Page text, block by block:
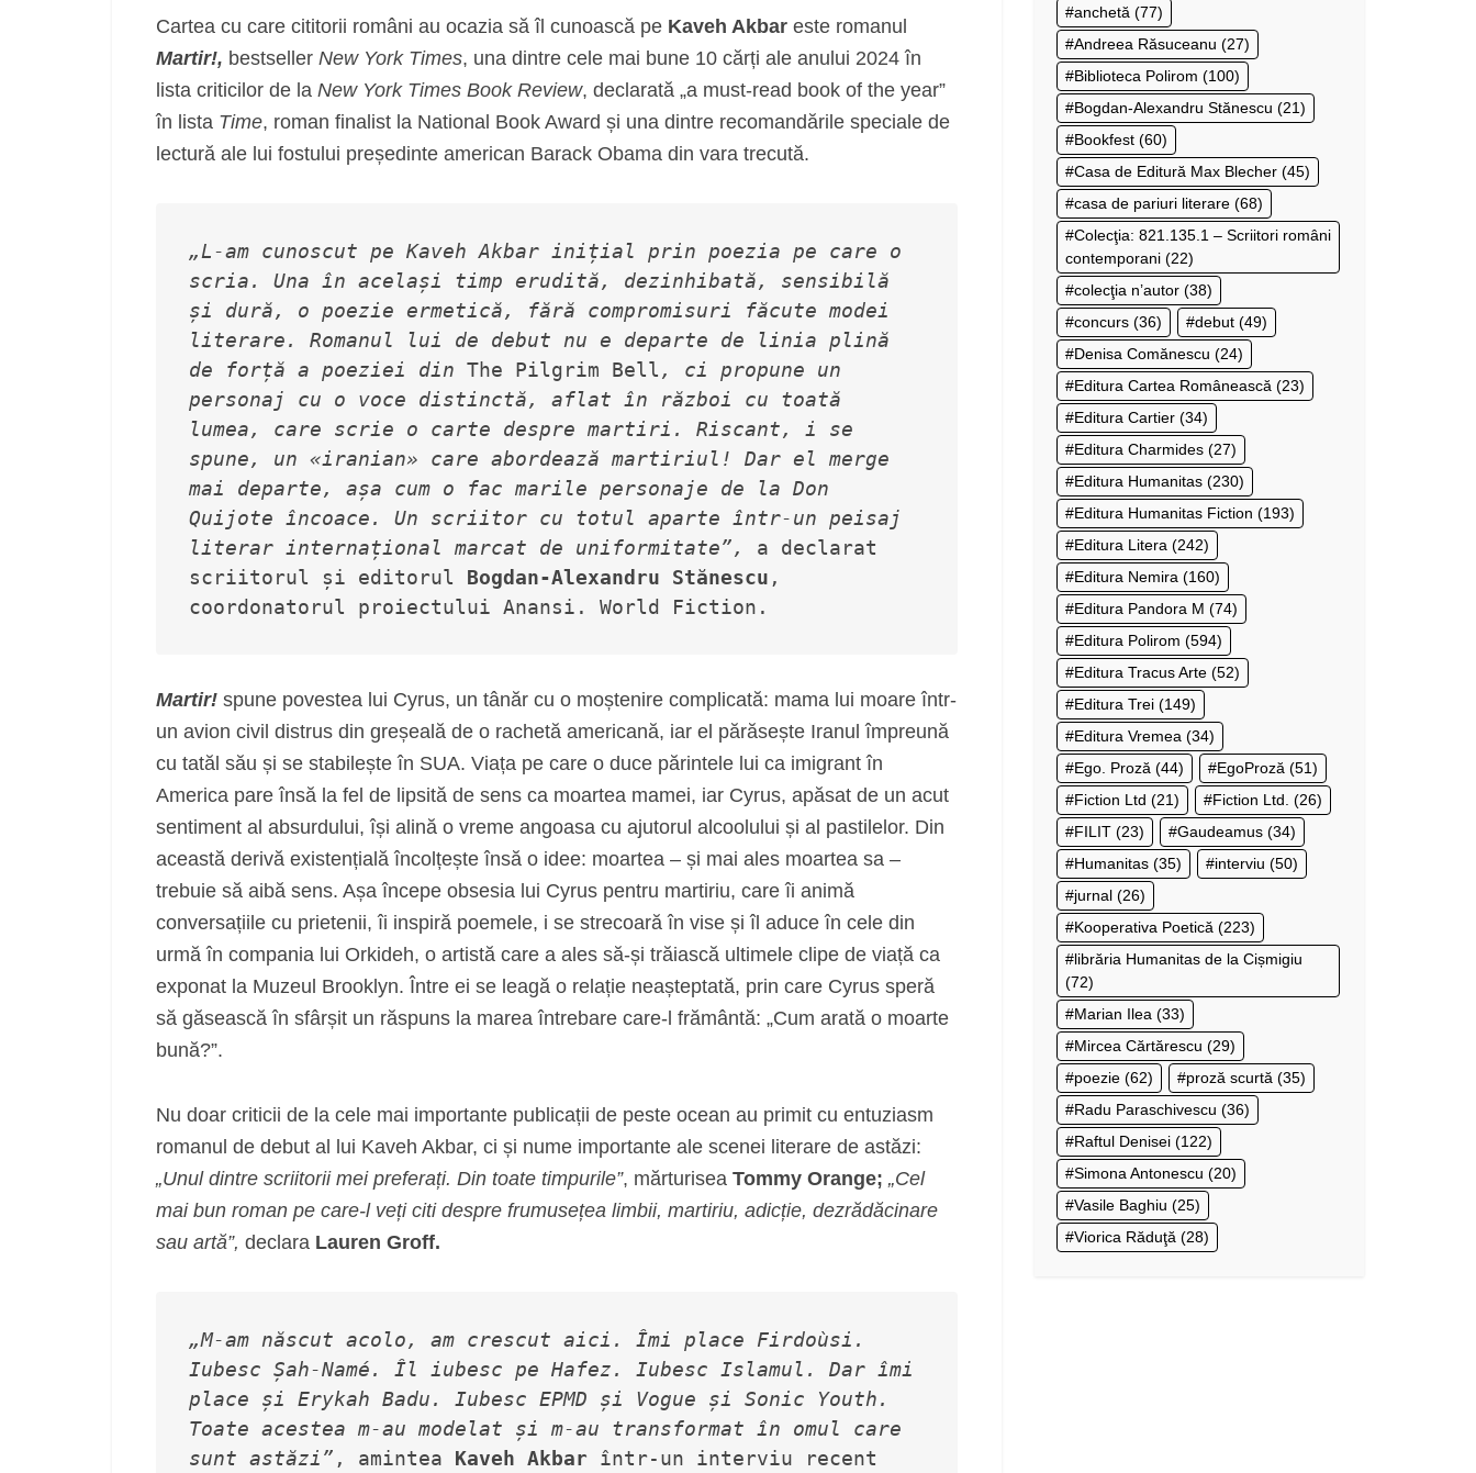
Cartea cu care cititorii români au ocazia să îl cunoască pe Kaveh Akbar este romanul
Martir!, bestseller New York Times, una dintre cele mai bune 10 cărți ale anului 2024 în
lista criticilor de la New York Times Book Review, declarată „a must-read book of the year”
în lista Time, roman finalist la National Book Award și una dintre recomandările speciale de
lectură ale lui fostului președinte american Barack Obama din vara trecută.
„L-am cunoscut pe Kaveh Akbar inițial prin poezia pe care o
scria. Una în același timp erudită, dezinhibată, sensibilă
și dură, o poezie ermetică, fără compromisuri făcute modei
literare. Romanul lui de debut nu e departe de linia plină
de forță a poeziei din The Pilgrim Bell , ci propune un
personaj cu o voce distinctă, aflat în război cu toată
lumea, care scrie o carte despre martiri. Riscant, i se
spune, un «iranian» care abordează martiriul! Dar el merge
mai departe, așa cum o fac marile personaje de la Don
Quijote încoace. Un scriitor cu totul aparte într-un peisaj
literar internațional marcat de uniformitate”,
a declarat
scriitorul și editorul Bogdan-Alexandru Stănescu ,
coordonatorul proiectului Anansi. World Fiction.
Martir! spune povestea lui Cyrus, un tânăr cu o moștenire complicată: mama lui moare într-
un avion civil distrus din greșeală de o rachetă americană, iar el părăsește Iranul împreună
cu tatăl său și se stabilește în SUA. Viața pe care o duce părintele lui ca imigrant în
America pare însă la fel de lipsită de sens ca moartea mamei, iar Cyrus, apăsat de un acut
sentiment al absurdului, își alină o vreme angoasa cu ajutorul alcoolului și al pastilelor. Din
această derivă existențială încolțește însă o idee: moartea – și mai ales moartea sa –
trebuie să aibă sens. Așa începe obsesia lui Cyrus pentru martiriu, care îi animă
conversațiile cu prietenii, îi inspiră poemele, i se strecoară în vise și îl aduce în cele din
urmă în compania lui Orkideh, o artistă care a ales să-și trăiască ultimele clipe de viață ca
exponat la Muzeul Brooklyn. Între ei se leagă o relație neașteptată, prin care Cyrus speră
să găsească în sfârșit un răspuns la marea întrebare care-l frământă: „Cum arată o moarte
bună?”.
Nu doar criticii de la cele mai importante publicații de peste ocean au primit cu entuziasm
romanul de debut al lui Kaveh Akbar, ci și nume importante ale scenei literare de astăzi:
„Unul dintre scriitorii mei preferați. Din toate timpurile”, mărturisea Tommy Orange; „Cel
mai bun roman pe care-l veți citi despre frumusețea limbii, martiriu, adicție, dezrădăcinare
sau artă”, declara Lauren Groff.
„M-am născut acolo, am crescut aici. Îmi place Firdoùsi.
Iubesc Șah-Namé. Îl iubesc pe Hafez. Iubesc Islamul. Dar îmi
place și Erykah Badu. Iubesc EPMD și Vogue și Sonic Youth.
Toate acestea m-au modelat și m-au transformat în omul care
sunt astăzi” , amintea Kaveh Akbar într-un interviu recent
anchetă (77)
Andreea Răsuceanu (27)
Biblioteca Polirom (100)
Bogdan-Alexandru Stănescu (21)
Bookfest (60)
Casa de Editură Max Blecher (45)
casa de pariuri literare (68)
Colecţia: 821.135.1 – Scriitori români
contemporani (22)
colecţia n’autor (38)
concurs (36) debut (49)
Denisa Comănescu (24)
Editura Cartea Românească (23)
Editura Cartier (34)
Editura Charmides (27)
Editura Humanitas (230)
Editura Humanitas Fiction (193)
Editura Litera (242)
Editura Nemira (160)
Editura Pandora M (74)
Editura Polirom (594)
Editura Tracus Arte (52)
Editura Trei (149)
Editura Vremea (34)
Ego. Proză (44) EgoProză (51)
Fiction Ltd (21) Fiction Ltd. (26)
FILIT (23) Gaudeamus (34)
Humanitas (35) interviu (50)
jurnal (26)
Kooperativa Poetică (223)
librăria Humanitas de la Cișmigiu
(72)
Marian Ilea (33)
Mircea Cărtărescu (29)
poezie (62) proză scurtă (35)
Radu Paraschivescu (36)
Raftul Denisei (122)
Simona Antonescu (20)
Vasile Baghiu (25)
Viorica Răduţă (28)